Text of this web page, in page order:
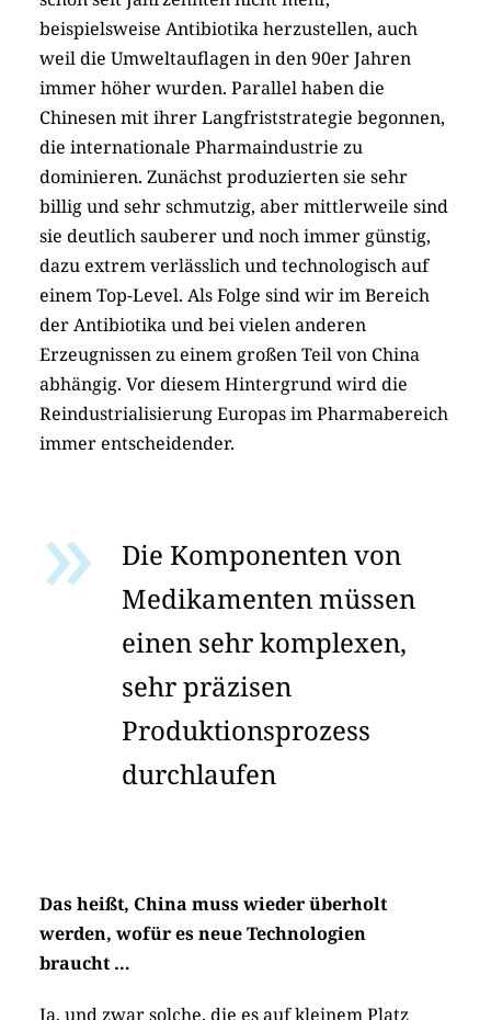
beispielsweise Antibiotika herzustellen, auch
weil die Umweltauflagen in den 90er Jahren
immer höher wurden. Parallel haben die
Chinesen mit ihrer Langfriststrategie begonnen,
die internationale Pharmaindustrie zu
dominieren. Zunächst produzierten sie sehr
billig und sehr schmutzig, aber mittlerweile sind
sie deutlich sauberer und noch immer günstig,
dazu extrem verlässlich und technologisch auf
einem Top-Level. Als Folge sind wir im Bereich
der Antibiotika und bei vielen anderen
Erzeugnissen zu einem großen Teil von China
abhängig. Vor diesem Hintergrund wird die
Reindustrialisierung Europas im Pharmabereich
immer entscheidender.
Die Komponenten von
Medikamenten müssen
einen sehr komplexen,
sehr präzisen
Produktionsprozess
durchlaufen
Das heißt, China muss wieder überholt
werden, wofür es neue Technologien
braucht …
Ja, und zwar solche, die es auf kleinem Platz